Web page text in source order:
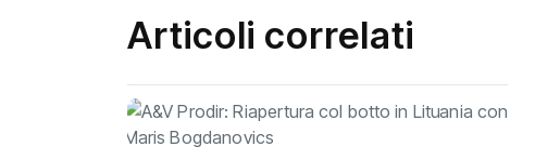
Articoli correlati